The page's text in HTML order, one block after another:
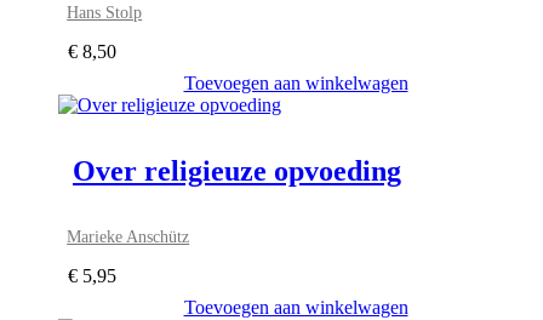
Hans Stolp
€ 8,50
Toevoegen aan winkelwagen
Over religieuze opvoeding
Marieke Anschütz
€ 5,95
Toevoegen aan winkelwagen